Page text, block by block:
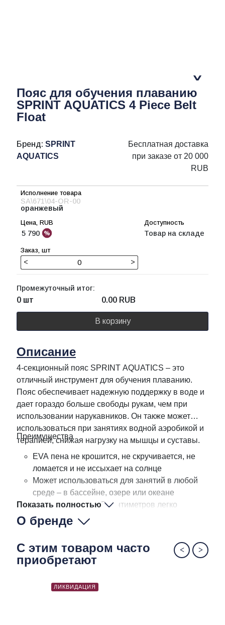
Пояс для обучения плаванию
SPRINT AQUATICS 4 Piece Belt
Float
Бренд: SPRINT
AQUATICS
Бесплатная доставка
при заказе от 20 000
RUB
SA\671\04-OR-00
оранжевый
5 790 Товар на складе
< >
Промежуточный итог:
0 шт 0.00 RUB
В корзину
Описание
4-секционный пояс SPRINT AQUATICS – это
отличный инструмент для обучения плаванию.
Пояс обеспечивает надежную поддержку в воде и
дает гораздо больше свободы рукам, чем при
использовании нарукавников. Он также может
использоваться при занятиях водной аэробикой и
терапией, снижая нагрузку на мышцы и суставы.
Преимущества
EVA пена не крошится, не скручивается, не
ломается и не иссыхает на солнце
Может использоваться для занятий в любой
среде – в бассейне, озере или океане
Ремень длиной 125 сантиметров легко
регулируется и имеет удобную застежку
Не содержит латекса
Показать полностью
О бренде
С этим товаром часто
приобретают
ЛИКВИДАЦИЯ